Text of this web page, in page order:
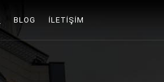
BLOG İLETIŞIM